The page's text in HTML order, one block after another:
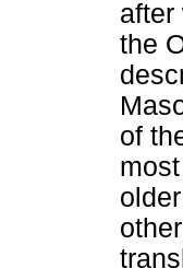
after
the
of